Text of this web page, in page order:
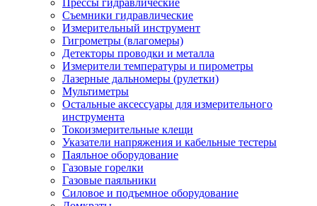
Прессы гидравлические
Съемники гидравлические
Измерительный инструмент
Гигрометры (влагомеры)
Детекторы проводки и металла
Измерители температуры и пирометры
Лазерные дальномеры (рулетки)
Мультиметры
Остальные аксессуары для измерительного
инструмента
Токоизмерительные клещи
Указатели напряжения и кабельные тестеры
Паяльное оборудование
Газовые горелки
Газовые паяльники
Силовое и подъемное оборудование